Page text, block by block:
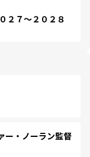
７～２０２８
ー・ノーラン監督